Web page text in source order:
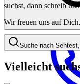
suchst, dann schreib
Wir freuen uns auf Dich.
Suche nach
Vielleicht